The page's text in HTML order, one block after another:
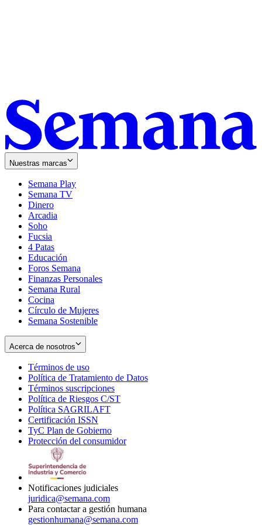
Nuestras marcas
Semana Play
Semana TV
Dinero
Arcadia
Soho
in
new
window
Fucsia
in
new
window
4 Patas
Educación
Foros Semana
Finanzas Personales
Semana Rural
Cocina
Círculo de Mujeres
Semana Sostenible
Acerca de nosotros
Términos de uso
in
new
window
Política de Tratamiento de Datos
Términos suscripciones
in
Política de Riesgos C/ST
Política SAGRILAFT
new
window
Certificación ISSN
in
new
TyC Plan de Gobierno
in
Protección del consumidorOpens
Notificaciones judiciales
juridica@semana.com
Para contactar a gestión humana
gestionhumana@semana.com